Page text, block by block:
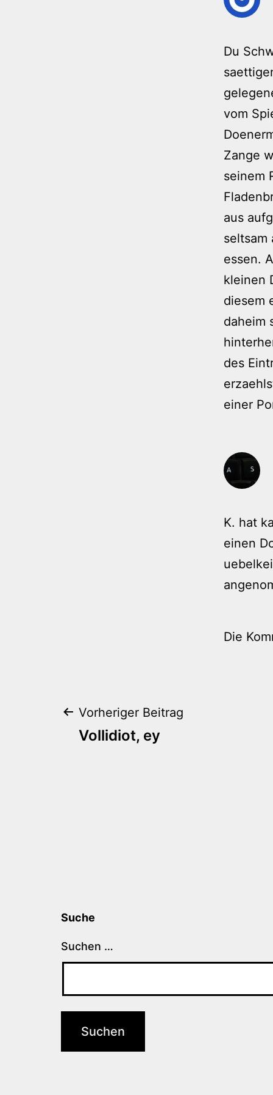
Du
vom
Zange
seinem
aus
seltsam
essen.
kleinen
diesem
daheim
des
einer
K. hat
einen
Die
Vorheriger Beitrag
Vollidiot, ey
Suche
Suchen …